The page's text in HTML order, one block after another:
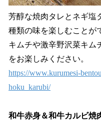
芳醇な焼肉タレとネギ塩
種類の味を楽しむことが
キムチや激辛野沢菜キム
をお楽しみください。
https://www.kurumesi-
hoku_karubi/
和牛赤身＆和牛カルビ焼